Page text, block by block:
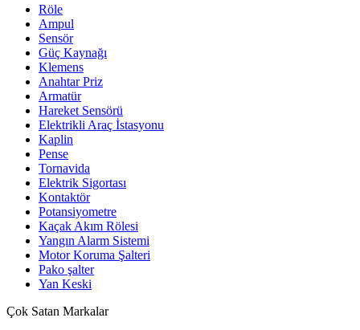
Röle
Ampul
Sensör
Güç Kaynağı
Klemens
Anahtar Priz
Armatür
Hareket Sensörü
Elektrikli Araç İstasyonu
Kaplin
Pense
Tornavida
Elektrik Sigortası
Kontaktör
Potansiyometre
Kaçak Akım Rölesi
Yangın Alarm Sistemi
Motor Koruma Şalteri
Pako şalter
Yan Keski
Çok Satan Markalar